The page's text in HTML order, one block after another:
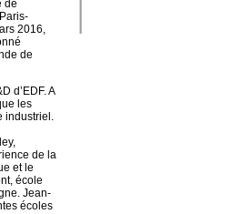
de
2016,
de
d’EDF. A
les
de la
et le
école
Jean-
écoles